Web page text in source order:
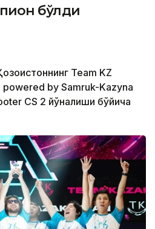
бўлди
Team KZ
by Samruk-Kazyna
CS 2 йўналиши бўйича